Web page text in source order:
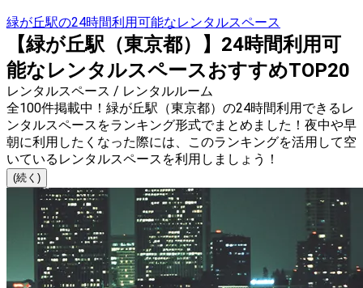
緑が丘駅の24時間利用可能なレンタルスペース
【緑が丘駅（東京都）】24時間利用可
能なレンタルスペースおすすめTOP20
レンタルスペース / レンタルルーム
全100件掲載中！緑が丘駅（東京都）の24時間利用できるレ
ンタルスペースをランキング形式でまとめました！夜中や早
朝に利用したくなった際には、このランキングを活用して空
いているレンタルスペースを利用しましょう！
(続く)